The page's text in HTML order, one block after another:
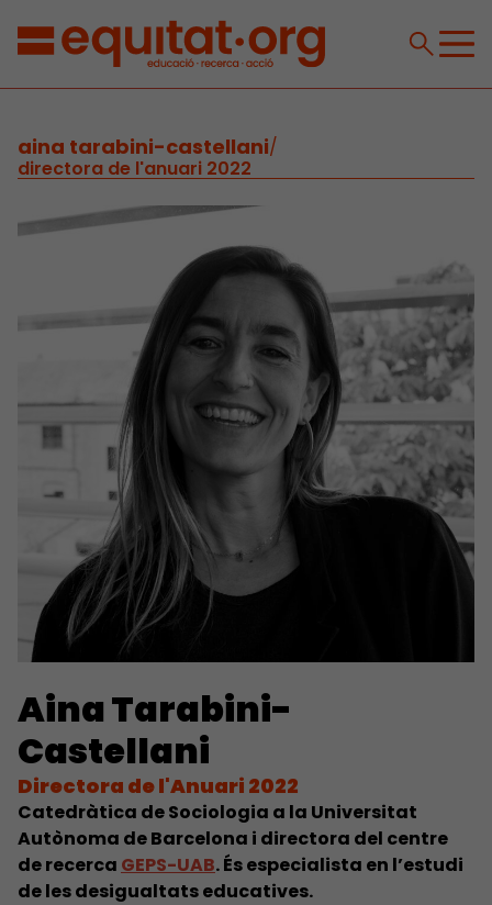
aina tarabini-castellani/
directora de l'anuari 2022
Aina Tarabini-
Castellani
Directora de l'Anuari 2022
Catedràtica de Sociologia a la Universitat
Autònoma de Barcelona i directora del centre
de recerca GEPS-UAB. És especialista en l’estudi
de les desigualtats educatives.